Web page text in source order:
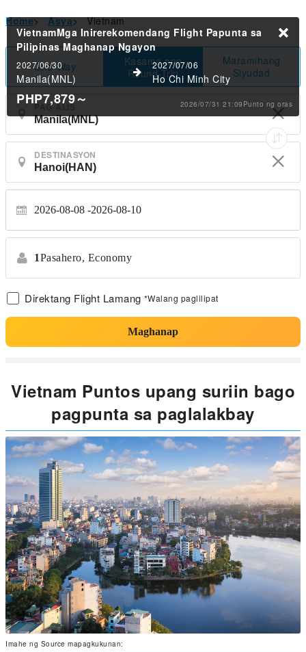
Home> Asya> Vietnam
One-Way
Kasama ang
Round-Trip
Maramihang
Siyudad
PAG-ALIS
DESTINASYON
2026-08-08 2026-08-10
1Pasahero, Economy
Direktang Flight Lamang *Walang paglilipat
Maghanap
VietnamMga Inirerekomendang Flight Papunta sa
PilipinasMaghanap Ngayon
2027/06/30
Manila(MNL)
2027/07/06
Ho Chi Minh City
PHP7,879～ 2026/07/31 21:09Punto ng oras
Vietnam Puntos upang suriin bago
pagpunta sa paglalakbay
Imahe ng Source mapagkukunan: